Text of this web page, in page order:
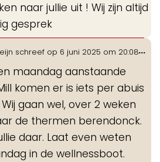
naar jullie uit ! Wij zijn altijd
gesprek
schreef op 6 juni 2025 om 20:08
maandag aanstaande
komen er is iets per abuis
gaan wel, over 2 weken
de thermen berendonck.
daar. Laat even weten
in de wellnessboot.
...